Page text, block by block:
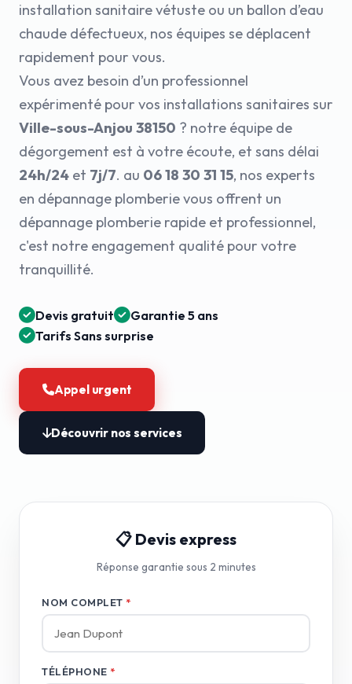
installation sanitaire vétuste ou un ballon d’eau
chaude défectueux, nos équipes se déplacent
rapidement pour vous.
Vous avez besoin d’un professionnel
expérimenté pour vos installations sanitaires sur
Ville-sous-Anjou 38150 ? notre équipe de
dégorgement est à votre écoute, et sans délai
24h/24 et 7j/7. au 06 18 30 31 15, nos experts
en dépannage plomberie vous offrent un
dépannage plomberie rapide et professionnel,
c'est notre engagement qualité pour votre
tranquillité.
Devis gratuit
Garantie 5 ans
Tarifs Sans surprise
Appel urgent
Découvrir nos services
📋 Devis express
Réponse garantie sous 2 minutes
NOM COMPLET *
TÉLÉPHONE *